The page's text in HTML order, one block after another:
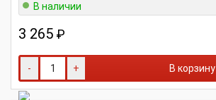
В наличии
3 265 ₽
- + В корзину